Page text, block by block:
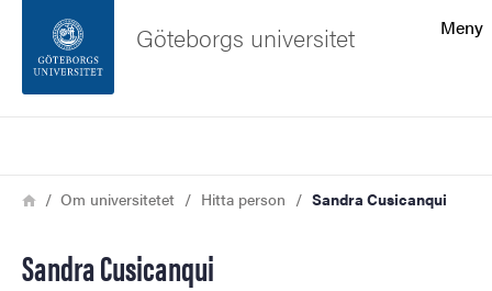
Sidfoten
Meny
Göteborgs universitet
Länkstig
HemOm universitetet Hitta person Sandra Cusicanqui
Sandra Cusicanqui